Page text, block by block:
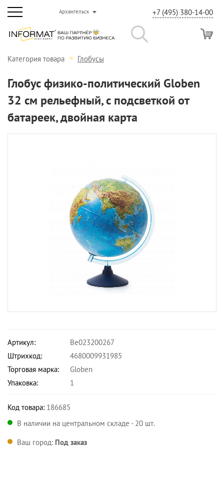
Архангельск +7 (495) 380-14-00
Категория товара Глобусы
Глобус физико-политический Globen
32 см рельефный, с подсветкой от
батареек, двойная карта
Артикул:
Ве023200267
Штрихкод:
4680009931985
Торговая марка:
Globen
Упаковка:
1
Код товара: 186685
В наличии на центральном складе - 20 шт.
Ваш город: Под заказ